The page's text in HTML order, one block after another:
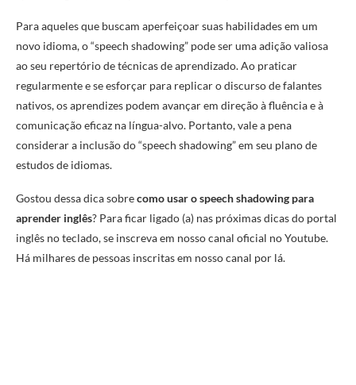
Para aqueles que buscam aperfeiçoar suas habilidades em um
novo idioma, o “speech shadowing” pode ser uma adição valiosa
ao seu repertório de técnicas de aprendizado. Ao praticar
regularmente e se esforçar para replicar o discurso de falantes
nativos, os aprendizes podem avançar em direção à fluência e à
comunicação eficaz na língua-alvo. Portanto, vale a pena
considerar a inclusão do “speech shadowing” em seu plano de
estudos de idiomas.
Gostou dessa dica sobrecomo usar o speech shadowing para
aprender inglês? Para ficar ligado (a) nas próximas dicas do portal
inglês no teclado, se inscreva em nosso canal oficial no Youtube.
Há milhares de pessoas inscritas em nosso canal por lá.